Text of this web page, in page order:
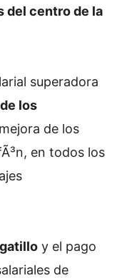
del centro de la
superadora
los
de los
en todos los
y el pago
de